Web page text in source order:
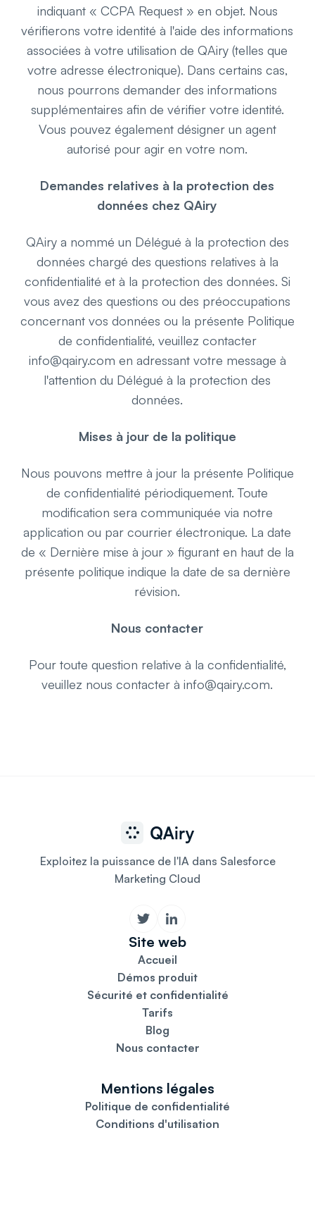
indiquant « CCPA Request » en objet. Nous
vérifierons votre identité à l'aide des informations
associées à votre utilisation de QAiry (telles que
votre adresse électronique). Dans certains cas,
nous pourrons demander des informations
supplémentaires afin de vérifier votre identité.
Vous pouvez également désigner un agent
autorisé pour agir en votre nom.
Demandes relatives à la protection des
données chez QAiry
QAiry a nommé un Délégué à la protection des
données chargé des questions relatives à la
confidentialité et à la protection des données. Si
vous avez des questions ou des préoccupations
concernant vos données ou la présente Politique
de confidentialité, veuillez contacter
info@qairy.com en adressant votre message à
l'attention du Délégué à la protection des
données.
Mises à jour de la politique
Nous pouvons mettre à jour la présente Politique
de confidentialité périodiquement. Toute
modification sera communiquée via notre
application ou par courrier électronique. La date
de « Dernière mise à jour » figurant en haut de la
présente politique indique la date de sa dernière
révision.
Nous contacter
Pour toute question relative à la confidentialité,
veuillez nous contacter à info@qairy.com.
Exploitez la puissance de l'IA dans Salesforce
Marketing Cloud
Site web
Accueil
Démos produit
Sécurité et confidentialité
Tarifs
Blog
Nous contacter
Mentions légales
Politique de confidentialité
Conditions d'utilisation